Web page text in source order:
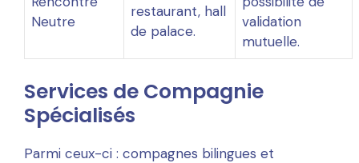
Neutre
restaurant, hall
de palace.
validation
mutuelle.
Services de Compagnie
Spécialisés
Parmi ceux-ci : compagnes bilingues et